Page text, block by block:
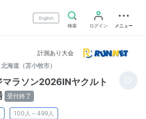
English
検索
ログイン メニュー
計測あり大会
北海道（苫小牧市）
ラソン2026INヤクルト
受付終了
100人～499人